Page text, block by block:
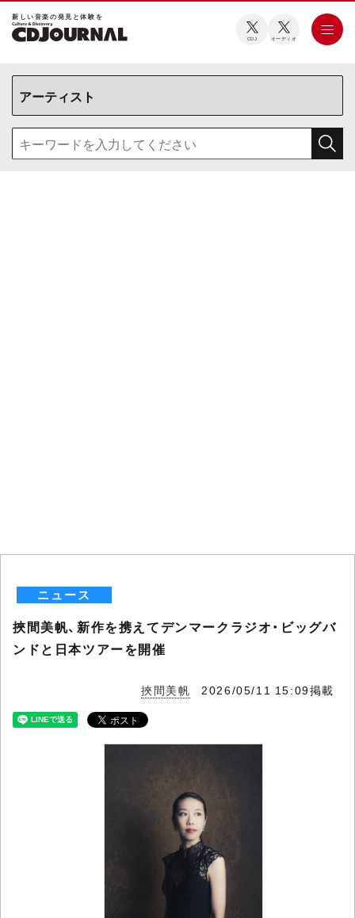
新しい⾳楽の発⾒と体験を
CDJ オーディオ
ニュース
挾間美帆、新作を携えてデンマークラジオ・ビッグバ
ンドと日本ツアーを開催
挾間美帆 2026/05/11 15:09掲載